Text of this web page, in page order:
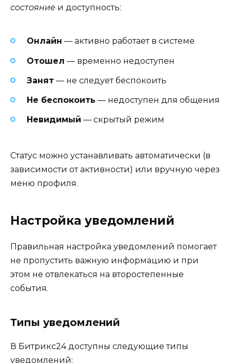
состояние и доступность:
Онлайн — активно работает в системе
Отошел — временно недоступен
Занят — не следует беспокоить
Не беспокоить — недоступен для общения
Невидимый — скрытый режим
Статус можно устанавливать автоматически (в
зависимости от активности) или вручную через
меню профиля.
Настройка уведомлений
Правильная настройка уведомлений помогает
не пропустить важную информацию и при
этом не отвлекаться на второстепенные
события.
Типы уведомлений
В Битрикс24 доступны следующие типы
уведомлений: